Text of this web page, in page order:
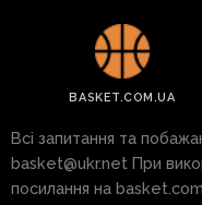
BASKET.COM.UA
Всі запитання та
basket@ukr.net При
посилання на